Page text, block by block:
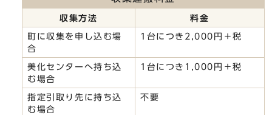
収集方法 料金
町に収集を申し込む場
合
1台につき2,000円＋税
美化センターへ持ち込
む場合
1台につき1,000円＋税
指定引取り先に持ち込
む場合
不要